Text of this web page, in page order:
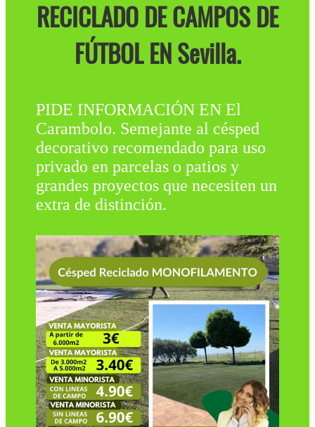
RECICLADO DE CAMPOS DE
FÚTBOL EN Sevilla.
PIDE INFORMACIÓN EN El
Carambolo. Semejante al césped
decorativo recomendado para uso
privado en parcelas o patios y
grandes proyectos que necesiten un
extra de distinción.